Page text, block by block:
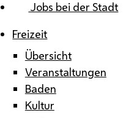
Jobs bei der Stadt
Freizeit
Übersicht
Veranstaltungen
Baden
Kultur